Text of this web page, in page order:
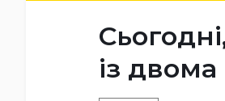
із